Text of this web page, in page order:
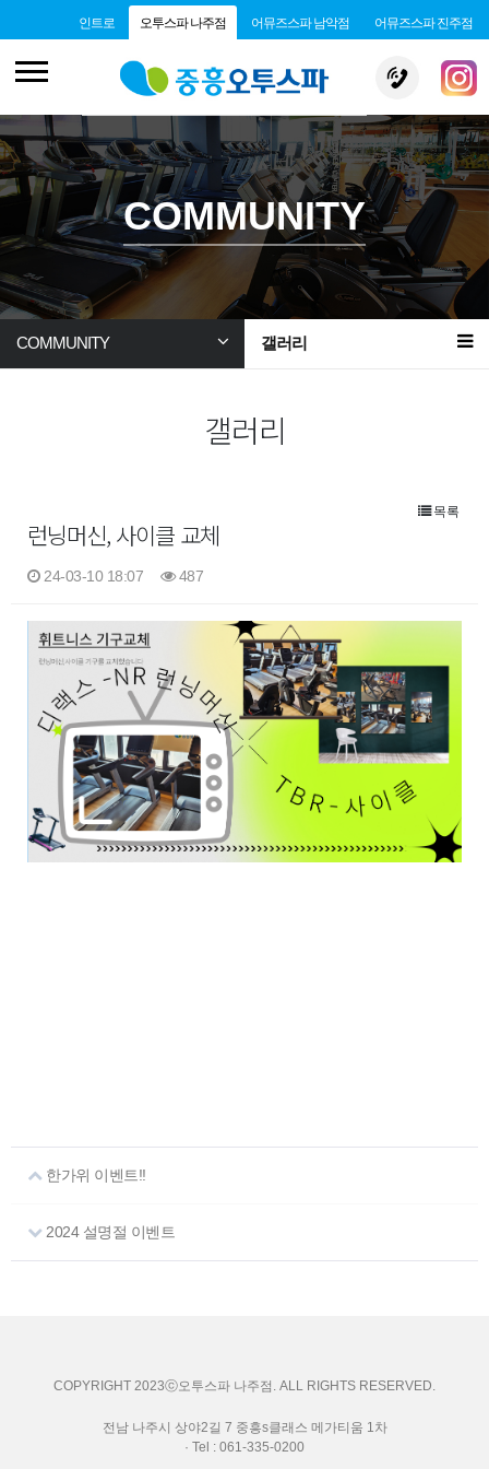
인트로 오투스파 나주점 어뮤즈스파 남악점 어뮤즈스파 진주점
COMMUNITY
COMMUNITY 갤러리
갤러리
목록
런닝머신, 사이클 교체
24-03-10 18:07 487
본문
한가위 이벤트!!
2024 설명절 이벤트
COPYRIGHT 2023ⓒ오투스파 나주점. ALL RIGHTS RESERVED.
전남 나주시 상야2길 7 중흥s클래스 메가티움 1차
· Tel : 061-335-0200